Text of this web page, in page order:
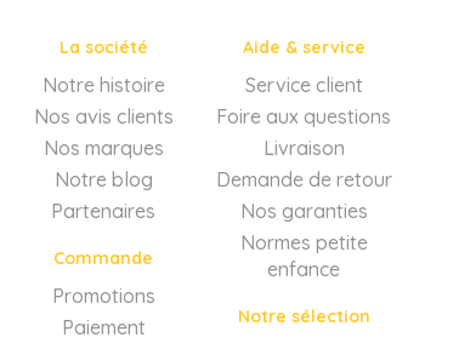
La société
Notre histoire
Nos avis clients
Nos marques
Notre blog
Partenaires
Commande
Promotions
Paiement
Aide & service
Service client
Foire aux questions
Livraison
Demande de retour
Nos garanties
Normes petite
enfance
Notre sélection